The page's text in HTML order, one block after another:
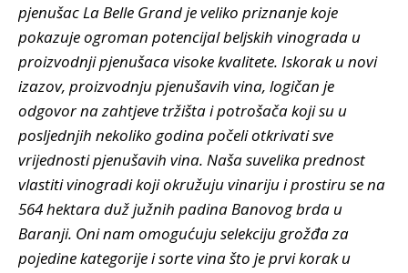
pjenušac La Belle Grand je veliko priznanje koje
pokazuje ogroman potencijal beljskih vinograda u
proizvodnji pjenušaca visoke kvalitete. Iskorak u novi
izazov, proizvodnju pjenušavih vina, logičan je
odgovor na zahtjeve tržišta i potrošača koji su u
posljednjih nekoliko godina počeli otkrivati sve
vrijednosti pjenušavih vina. Naša suvelika prednost
vlastiti vinogradi koji okružuju vinariju i prostiru se na
564 hektara duž južnih padina Banovog brda u
Baranji. Oni nam omogućuju selekciju grožđa za
pojedine kategorije i sorte vina što je prvi korak u